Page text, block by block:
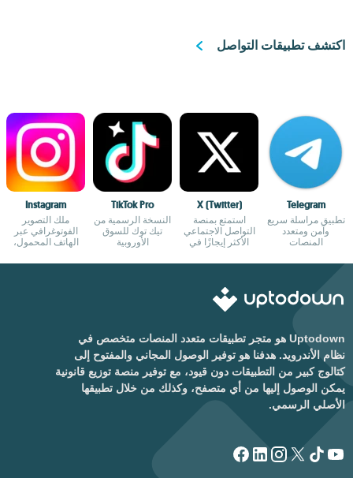
اكتشف تطبيقات التواصل
Telegram
تطبيق مراسلة سريع
وآمن ومتعدد
المنصات
X (Twitter)
استمتع بمنصة
التواصل الاجتماعي
الأكثر إيجازًا في
TikTok Pro
النسخة الرسمية من
تيك توك للسوق
الأوروبية
Instagram
ملك التصوير
الفوتوغرافي عبر
الهاتف المحمول،
Android
Uptodown هو متجر تطبيقات متعدد المنصات متخصص في
نظام الأندرويد. هدفنا هو توفير الوصول المجاني والمفتوح إلى
كتالوج كبير من التطبيقات دون قيود، مع توفير منصة توزيع قانونية
يمكن الوصول إليها من أي متصفح، وكذلك من خلال تطبيقها
الأصلي الرسمي.